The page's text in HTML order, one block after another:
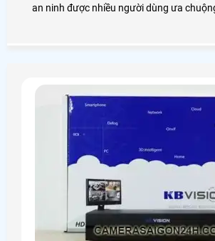
an ninh được nhiều người dùng ưa